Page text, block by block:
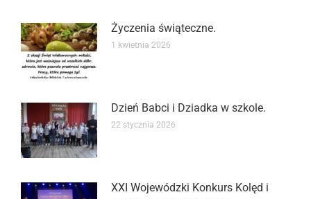
Życzenia świąteczne.
1 kwietnia 2026
Dzień Babci i Dziadka w szkole.
22 stycznia 2026
XXI Wojewódzki Konkurs Kolęd i